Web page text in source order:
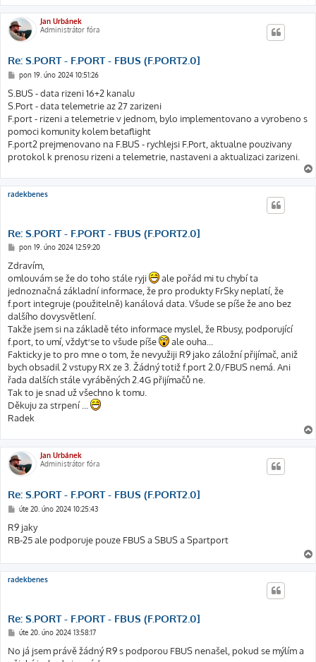
Jan Urbánek
Administrátor fóra
Re: S.PORT - F.PORT - FBUS (F.PORT2.0]
P
í
s
p
ě
v
e
k
pon 19. úno 2024 10:51:26
S.BUS - data rizeni 16+2 kanalu
S.Port - data telemetrie az 27 zarizeni
F.port - rizeni a telemetrie v jednom, bylo implementovano a vyrobeno s
pomoci komunity kolem betaflight
F.port2 prejmenovano na F.BUS - rychlejsi F.Port, aktualne pouzivany
protokol k prenosu rizeni a telemetrie, nastaveni a aktualizaci zarizeni.
radekbenes
Re: S.PORT - F.PORT - FBUS (F.PORT2.0]
P
í
s
p
ě
v
e
k
pon 19. úno 2024 12:59:20
Zdravím,
omlouvám se že do toho stále ryji
ale pořád mi tu chybí ta
jednoznačná základní informace, že pro produkty FrSky neplatí, že
f.port integruje (použitelně) kanálová data. Všude se píše že ano bez
dalšího dovysvětlení.
Takže jsem si na základě této informace myslel, že Rbusy, podporující
f.port, to umí, vždyť se to všude píše
ale ouha...
Fakticky je to pro mne o tom, že nevyužiji R9 jako záložní přijímač, aniž
bych obsadil 2 vstupy RX ze 3. Žádný totiž f.port 2.0/FBUS nemá. Ani
řada dalších stále vyráběných 2.4G přijímačů ne.
Tak to je snad už všechno k tomu.
Děkuju za strpení ...
Radek
Jan Urbánek
Administrátor fóra
Re: S.PORT - F.PORT - FBUS (F.PORT2.0]
P
í
s
p
k
úte 20. úno 2024 10:25:43
R9 jaky
RB-25 ale podporuje pouze FBUS a SBUS a Spartport
radekbenes
Re: S.PORT - F.PORT - FBUS (F.PORT2.0]
P
í
s
úte 20. úno 2024 13:58:17
No já jsem právě žádný R9 s podporou FBUS nenašel, pokud se mýlím a